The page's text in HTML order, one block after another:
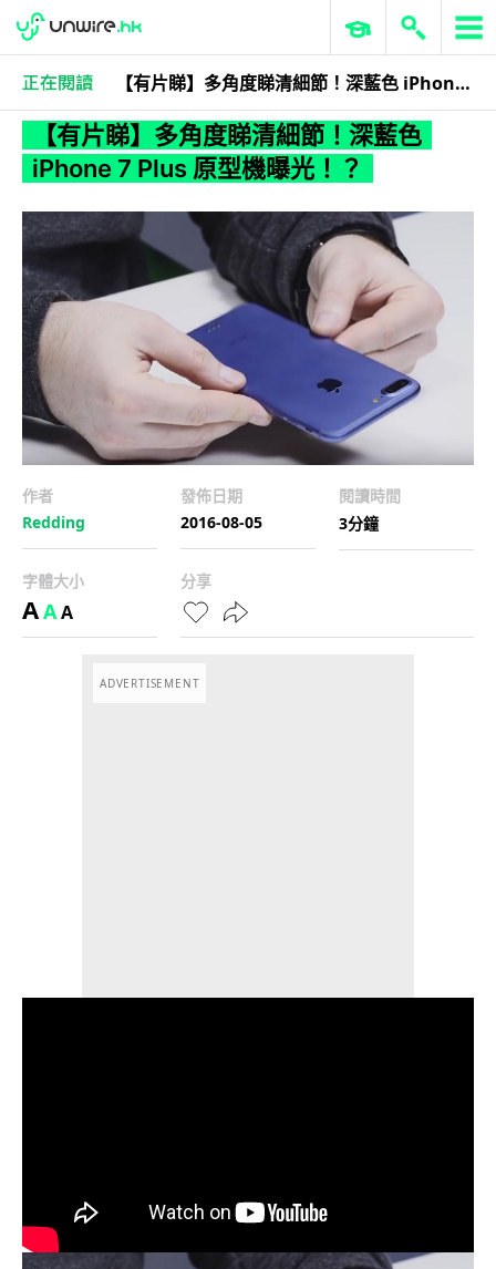
【有片睇】多角度睇清細節！深藍色 iPhone 7 Plus 原型機曝光！？
3C科技 手提電話
【有片睇】多角度睇清細節！深藍色
iPhone 7 Plus 原型機曝光！？
作者
Redding
發佈日期
2016-08-05
閱讀時間
3分鐘
字體大小
AAA
分享
ADVERTISEMENT